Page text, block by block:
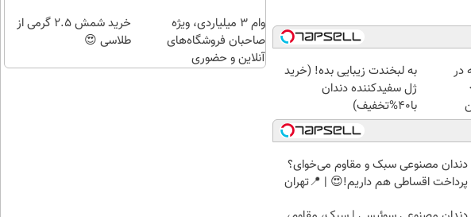
در
به لبخندت زیبایی بده! (خرید
ژل سفیدکننده دندان
با40%تخفیف)
دندان مصنوعی سبک و مقاوم می‌خوای؟
پرداخت اقساطی هم داریم!😍 | 📍تهران
وام ۳ میلیاردی، ویژه
صاحبان فروشگاه‌های
آنلاین و حضوری
خرید شمش 2.5 گرمی از
طلاسی 😍